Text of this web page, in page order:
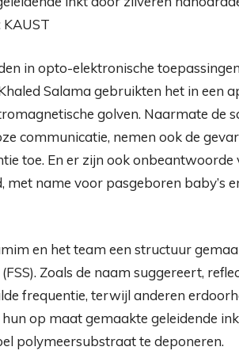
in opto-elektronische
Salama gebruikten het in een
golven. Naarmate de
communicatie, nemen ook de
toe. En er zijn ook onbeantwoorde
name voor pasgeboren baby’s
en het team een ​​structuur
Zoals de naam suggereert,
frequentie, terwijl anderen
op maat gemaakte geleidende
polymeersubstraat te deponeren.